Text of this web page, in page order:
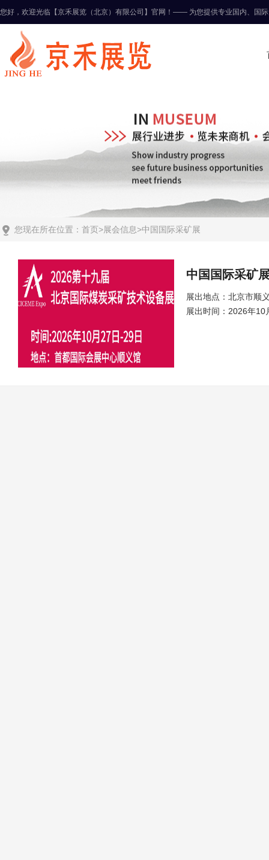
您好，欢迎光临【京禾展览（北京）有限公司】官网！—— 为您提供专业国内、国
 您现在所在位置： 首页>展会信息>中国国际采矿展
中国国际采矿
展出地点：北京市顺
展出时间：2026年10